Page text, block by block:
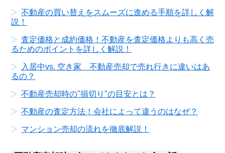
不動産の買い替えをスムーズに進める手順を詳しく解
説！
査定価格と成約価格！不動産を査定価格よりも高く売
るためのポイントを詳しく解説！
入居中vs. 空き家 不動産売却で売れ行きに違いはあ
るの？
不動産売却時の"損切り"の目安とは？
不動産の査定方法！会社によって違うのはなぜ？
マンション売却の流れを徹底解説！